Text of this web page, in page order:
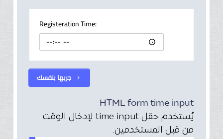
Registeration Time:
جربها بنفسك chevron_right
HTML form time input
يُستخدم حقل time input لإدخال الوقت
من قبل المستخدمين.